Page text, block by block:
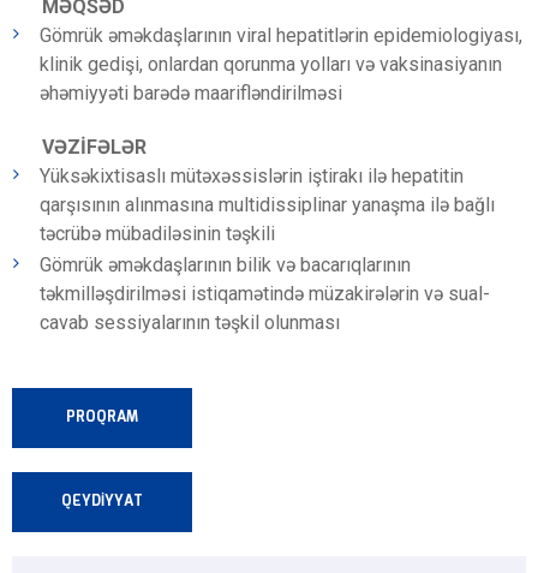
MƏQSƏD
Gömrük əməkdaşlarının viral hepatitlərin epidemiologiyası,
klinik gedişi, onlardan qorunma yolları və vaksinasiyanın
əhəmiyyəti barədə maarifləndirilməsi
VƏZİFƏLƏR
Yüksəkixtisaslı mütəxəssislərin iştirakı ilə hepatitin
qarşısının alınmasına multidissiplinar yanaşma ilə bağlı
təcrübə mübadiləsinin təşkili
Gömrük əməkdaşlarının bilik və bacarıqlarının
təkmilləşdirilməsi istiqamətində müzakirələrin və sual-
cavab sessiyalarının təşkil olunması
PROQRAM
QEYDİYYAT